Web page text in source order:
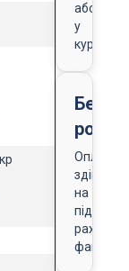
або
у
кур'єра
Оплата
на
підставі
рахунку-
фактури